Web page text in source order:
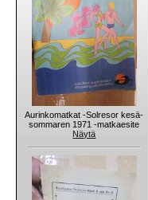
Aurinkomatkat -Solresor kesä-
sommaren 1971 -matkaesite
Näytä